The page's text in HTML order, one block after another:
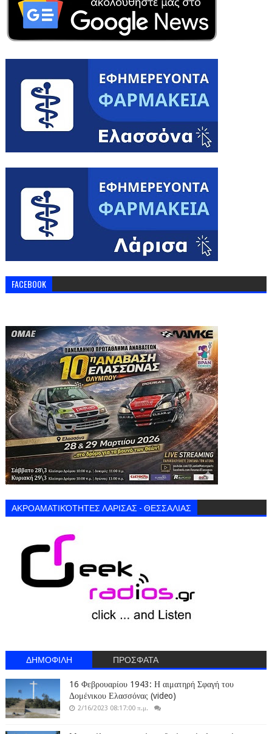
FACEBOOK
ΑΚΡΟΑΜΑΤΙΚΌΤΗΤΕΣ ΛΑΡΙΣΑΣ - ΘΕΣΣΑΛΙΑΣ
ΔΗΜΟΦΙΛΗ ΠΡΟΣΦΑΤΑ
16 Φεβρουαρίου 1943: Η αιματηρή Σφαγή του
Δομένικου Ελασσόνας (video)
2/16/2023 08:17:00 π.μ.